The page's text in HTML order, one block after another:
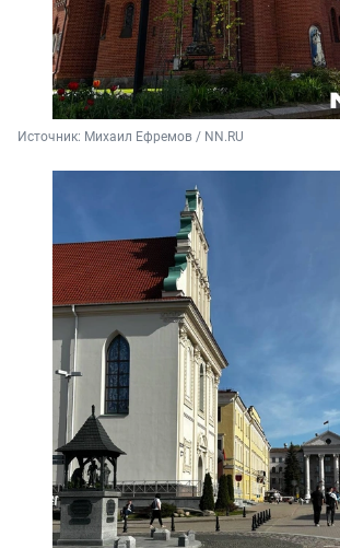
Источник: Михаил Ефремов / NN.RU